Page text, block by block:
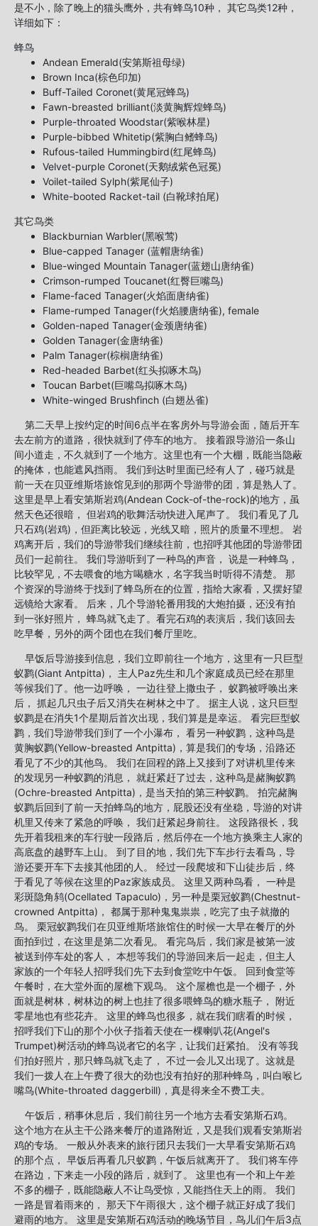
是不小，除了晚上的猫头鹰外，共有蜂鸟10种， 其它鸟类12种，
详细如下：
蜂鸟
Andean Emerald(安第斯祖母绿)
Brown Inca(棕色印加)
Buff-Tailed Coronet(黄尾冠蜂鸟)
Fawn-breasted brilliant(淡黄胸辉煌蜂鸟)
Purple-throated Woodstar(紫喉林星)
Purple-bibbed Whitetip(紫胸白鳍蜂鸟)
Rufous-tailed Hummingbird(红尾蜂鸟)
Velvet-purple Coronet(天鹅绒紫色冠冕)
Voilet-tailed Sylph(紫尾仙子)
White-booted Racket-tail (白靴球拍尾)
其它鸟类
Blackburnian Warbler(黑喉莺)
Blue-capped Tanager (蓝帽唐纳雀)
Blue-winged Mountain Tanager(蓝翅山唐纳雀)
Crimson-rumped Toucanet(红臀巨嘴鸟)
Flame-faced Tanager(火焰面唐纳雀)
Flame-rumped Tanager(f火焰腰唐纳雀), female
Golden-naped Tanager(金颈唐纳雀)
Golden Tanager(金唐纳雀)
Palm Tanager(棕榈唐纳雀)
Red-headed Barbet(红头拟啄木鸟)
Toucan Barbet(巨嘴鸟拟啄木鸟)
White-winged Brushfinch (白翅丛雀)
第二天早上按约定的时间6点半在客房外与导游会面，随后开车
去左前方的道路，很快就到了停车的地方。 接着跟导游沿一条山
间小道走，不久就到了一个地方。这里也有一个大棚，既能当隐蔽
的掩体，也能遮风挡雨。 我们到达时里面已经有人了，碰巧就是
前一天在贝亚维斯塔旅馆见到的那两个导游带的团，算是熟人了。
这里是早上看安第斯岩鸡(Andean Cock-of-the-rock)的地方，虽
然天色还很暗， 但岩鸡的歌舞活动快进入尾声了。 我们看见了几
只石鸡(岩鸡)，但距离比较远，光线又暗，照片的质量不理想。 岩
鸡离开后，我们的导游带我们继续往前，也招呼其他团的导游带团
员们一起前往。 我们导游听到了一种鸟的声音， 说是一种蜂鸟，
比较罕见，不去喂食的地方喝糖水，名字我当时听得不清楚。 那
个资深的导游终于找到了蜂鸟所在的位置，指给大家看，又摆好望
远镜给大家看。 后来，几个导游轮番用我的大炮拍摄，还没有拍
到一张好照片， 蜂鸟就飞走了。看完石鸡的表演后，我们该回去
吃早餐，另外的两个团也在我们餐厅里吃。
早饭后导游接到信息，我们立即前往一个地方，这里有一只巨型
蚁鹨(Giant Antpitta)， 主人Paz先生和几个家庭成员已经在那里
等候我们了。他一边呼唤， 一边往登上撒虫子， 蚁鹨被呼唤出来
后， 抓起几只虫子后又消失在树林之中了。 据主人说，这只巨型
蚁鹨是在消失1个星期后首次出现，我们算是是幸运。 看完巨型蚁
鹨，我们导游带我们到了一个小瀑布， 看另一种蚁鹨，这种鸟是
黄胸蚁鹨(Yellow-breasted Antpitta)，算是我们的专场，沿路还
看见了不少的其他鸟。 我们在回程的路上又接到了对讲机里传来
的发现另一种蚁鹨的消息， 就赶紧赶了过去，这种鸟是赭胸蚁鹨
(Ochre-breasted Antpitta)，是当天拍的第三种蚁鹨。 拍完赭胸
蚁鹨后回到了前一天拍蜂鸟的地方，屁股还没有坐稳，导游的对讲
机里又传来了紧急的呼唤， 我们赶紧起身前往。 这段路很长，我
先开着我租来的车行驶一段路后，然后停在一个地方换乘主人家的
高底盘的越野车上山。 到了目的地，我们先下车步行去看鸟，导
游还要开车下去接其他团的人。 经过一段爬坡和下山徒步后，终
于看见了等候在这里的Paz家族成员。 这里又两种鸟看， 一种是
彩斑隐角鸫(Ocellated Tapaculo)，另一种是栗冠蚁鹨(Chestnut-
crowned Antpitta)， 都属于那种鬼鬼祟祟，吃完了虫子就撤的
鸟。 栗冠蚁鹨我们在贝亚维斯塔旅馆住的时候一大早在餐厅的外
面拍到过，在这里是第二次看见。 看完鸟后，我们家是被第一波
被送到停车处的客人， 本想等我们的导游回来后一起走，但主人
家族的一个年轻人招呼我们先下去到食堂吃中午饭。 回到食堂等
午餐时，在大堂外面的屋檐下观鸟。 这个屋檐也是一个棚子，外
面就是树林，树林边的树上也挂了很多喂蜂鸟的糖水瓶子， 附近
零星地也有些花卉。 这里的蜂鸟也很多，就在我们瞎看的时候，
招呼我们下山的那个小伙子指着天使在一棵喇叭花(Angel's
Trumpet)树活动的蜂鸟说者它的名字，让我们赶紧拍。 没有等我
们拍好照片，那只蜂鸟就飞走了， 不过一会儿又出现了。这就是
我们一拨人在上午费了很大的劲也没有拍好的那种蜂鸟，叫白喉匕
嘴鸟(White-throated daggerbill)，真是得来全不费工夫。
午饭后，稍事休息后，我们前往另一个地方去看安第斯石鸡。
这个地方在从主干公路来餐厅的道路附近，又是我们观看安第斯岩
鸡的专场。 一般从外表来的旅行团只去我们一大早看安第斯石鸡
的那个点， 早饭后再看几只蚁鹨，午饭后就离开了。 我们将车停
在路边，下来走一小段的路后，就到了。 这里也有一个和上午差
不多的棚子，既能隐蔽人不让鸟受惊，又能挡住天上的雨。 我们
一路是冒着雨来的， 那天下午雨很大，这个棚子就正好成了我们
避雨的地方。 这里是安第斯石鸡活动的晚场节目，鸟儿们午后3点